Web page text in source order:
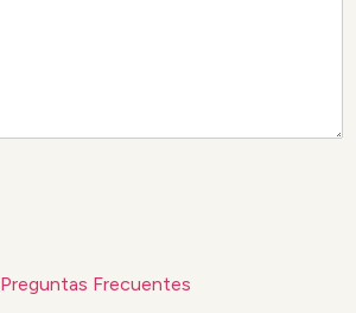
Preguntas Frecuentes